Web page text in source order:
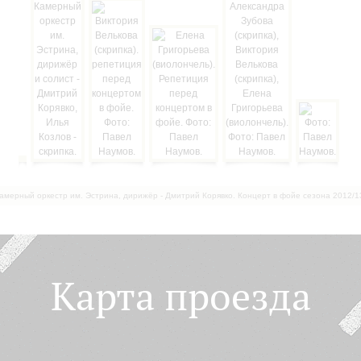
оркестр им. Эстрина, дирижёр - Дмитрий Корявко. Концерт в фойе сезона 2012/
Карта проезда